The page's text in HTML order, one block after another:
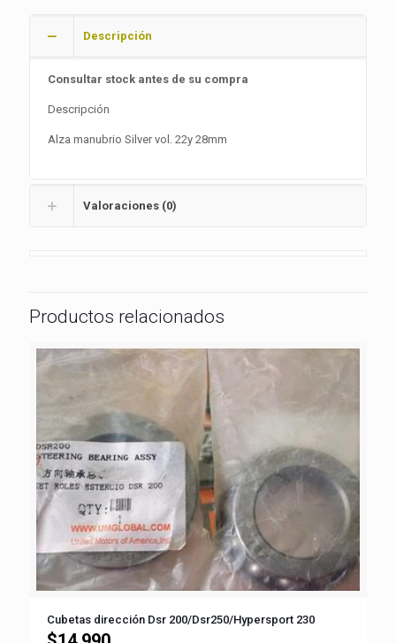
Descripción
Consultar stock antes de su compra
Descripción
Alza manubrio Silver vol. 22y 28mm
Valoraciones (0)
Productos relacionados
Cubetas dirección Dsr 200/Dsr250/Hypersport 230